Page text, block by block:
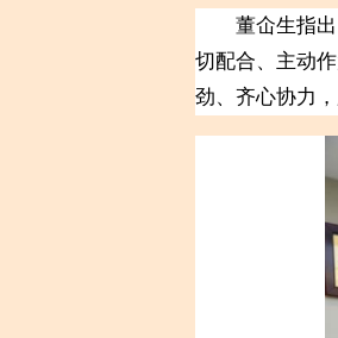
董仚生指出，
切配合、主动
劲、齐心协力